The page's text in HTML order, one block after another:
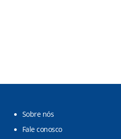
Sobre nós
Fale conosco